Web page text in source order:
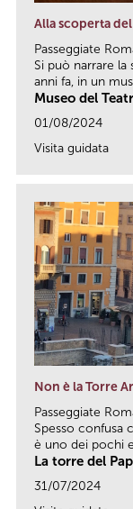
Alla scoperta
Passeggiate
Si può narrare la
anni fa, in un
Museo del
01/08/2024
Visita guidata
Non è la Torre
Passeggiate
Spesso confusa
è uno dei pochi
La torre del
31/07/2024